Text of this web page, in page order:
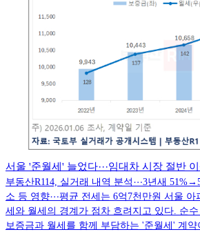
서울 '준월세' 늘었다⋯임대차 시장 절반 이
부동산R114, 실거래 내역 분석⋯3년새
소 등 영향⋯평균 전세는 6억7천만원 서울 아
세와 월세의 경계가 점차 흐려지고 있다. 순
보증금과 월세를 함께 부담하는 '준월세' 계